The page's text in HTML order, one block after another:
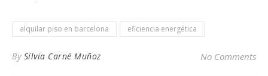
alquilar piso en barcelona eficiencia energética
By Sílvia Carné Muñoz No Comments